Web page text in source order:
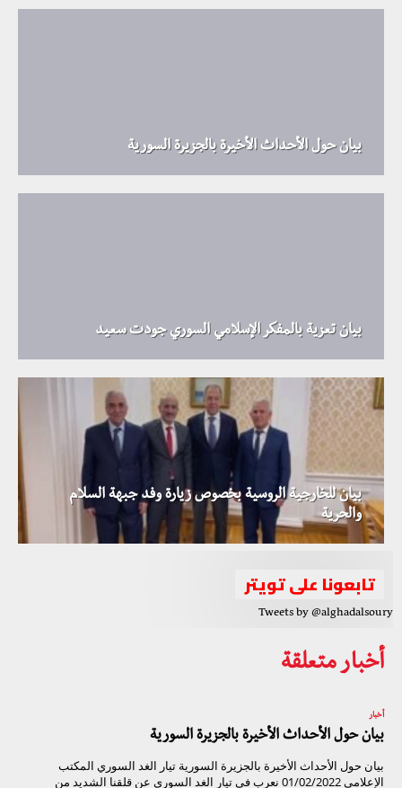
بيان حول الأحداث الأخيرة بالجزيرة السورية
بيان تعزية بالمفكر الإسلامي السوري جودت سعيد
بيان للخارجية الروسية بخصوص زيارة وفد جبهة السلام
والحرية
تابعونا على تويتر
Tweets by @alghadalsoury
أخبار متعلقة
أخبار
بيان حول الأحداث الأخيرة بالجزيرة السورية
بيان حول الأحداث الأخيرة بالجزيرة السورية تيار الغد السوري المكتب
الإعلامي 01/02/2022 نعرب في تيار الغد السوري عن قلقنا الشديد من